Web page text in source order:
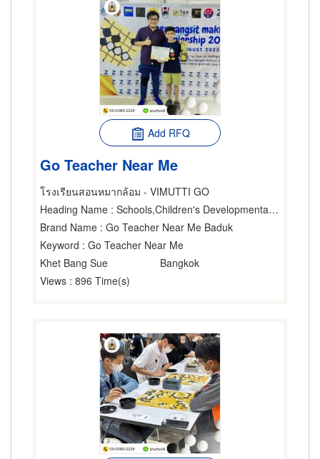
Add RFQ
Go Teacher Near Me
โรงเรียนสอนหมากล้อม - VIMUTTI GO
Heading Name : Schools,Children's Developmental Center,Athletic Organizations
Brand Name : Go Teacher Near Me Baduk
Keyword : Go Teacher Near Me
Khet Bang Sue
Bangkok
Views : 896 Time(s)